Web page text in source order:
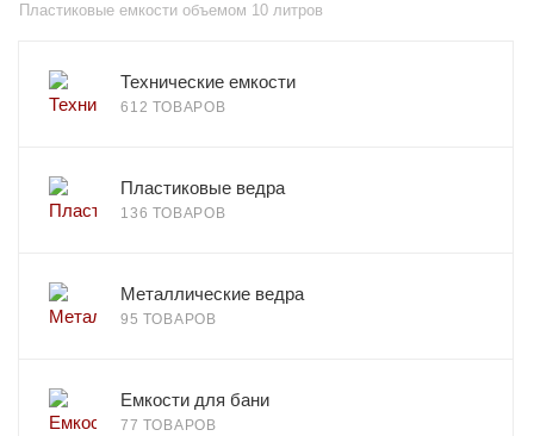
Пластиковые емкости объемом 10 литров
Технические емкости
612 ТОВАРОВ
Пластиковые ведра
136 ТОВАРОВ
Металлические ведра
95 ТОВАРОВ
Емкости для бани
77 ТОВАРОВ